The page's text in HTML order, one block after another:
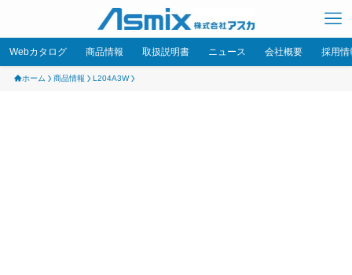
Webカタログ 商品情報 取扱説明書 ニュース 会社概要 採用情
ホーム 商品情報 L204A3W